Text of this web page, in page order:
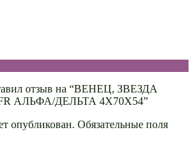
отзыв на “ВЕНЕЦ, ЗВЕЗДА
АЛЬФА/ДЕЛЬТА 4Х70Х54”
опубликован. Обязательные поля